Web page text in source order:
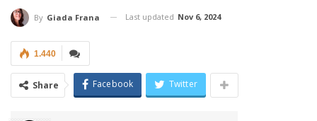
By Giada Frana Last updated Nov 6, 2024
1.440
Share Facebook Twitter